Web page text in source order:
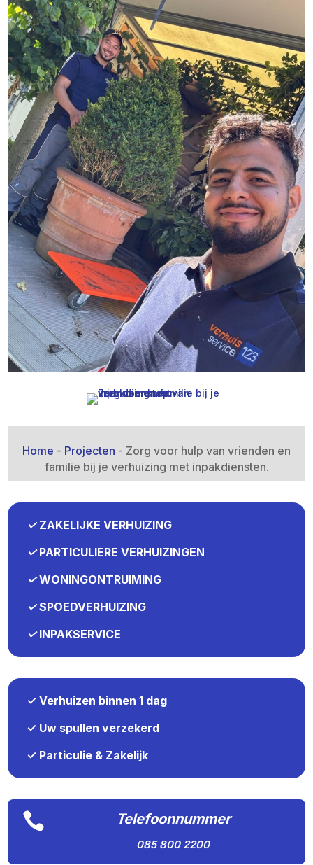
Home - Projecten - Zorg voor hulp van vrienden en
familie bij je verhuizing met inpakdiensten.​
✓ZAKELIJKE VERHUIZING
✓PARTICULIERE VERHUIZINGEN
✓WONINGONTRUIMING
✓SPOEDVERHUIZING
✓INPAKSERVICE
✓ Verhuizen binnen 1 dag
✓ Uw spullen verzekerd
✓ Particulie & Zakelijk
 Telefoonnummer
085 800 2200